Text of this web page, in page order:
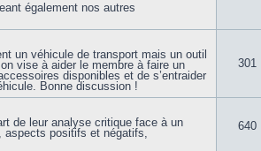
également nos autres
un véhicule de transport mais un outil
vise à aider le membre à faire un
disponibles et de s’entraider
Bonne discussion !
301
de leur analyse critique face à un
aspects positifs et négatifs,
640